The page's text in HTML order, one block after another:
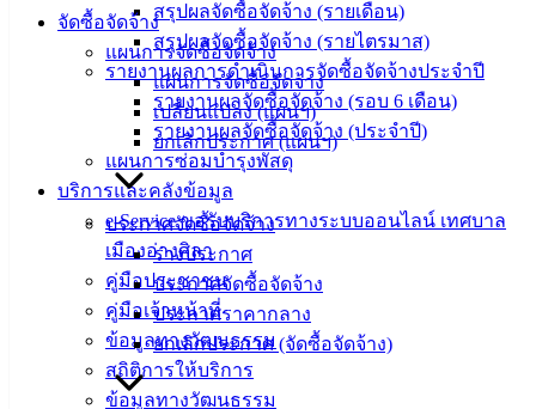
สรุปผลจัดซื้อจัดจ้าง (รายเดือน)
สรุปผลจัดซื้อจัดจ้าง (รายไตรมาส)
รายงานผลการดำเนินการจัดซื้อจัดจ้างประจำปี
รายงานผลจัดซื้อจัดจ้าง (รอบ 6 เดือน)
รายงานผลจัดซื้อจัดจ้าง (ประจำปี)
แผนการซ่อมบำรุงพัสดุ
บริการและคลังข้อมูล
e-Service ขอรับบริการทางระบบออนไลน์ เทศบาล
เมืองอ่างศิลา
คู่มือประชาชน
คู่มือเจ้าหน้าที่
ข้อมูลทางวัฒนธรรม
สถิติการให้บริการ
ข้อมูลทางวัฒนธรรม
จัดซื้อจัดจ้าง
แผนการจัดซื้อจัดจ้าง
แผนการจัดซื้อจัดจ้าง
เปลี่ยนแปลง (แผนฯ)
ยกเลิกประกาศ (แผนฯ)
ประกาศจัดซื้อจัดจ้าง
ร่างประกาศ
ประกาศจัดซื้อจัดจ้าง
ประกาศราคากลาง
ยกเลิกประกาศ (จัดซื้อจัดจ้าง)
(Knowledge
Management)
เทศบาล
สายตรง
ประวัติ
เทศบาล
ผู้บริหาร
หัวหน้า